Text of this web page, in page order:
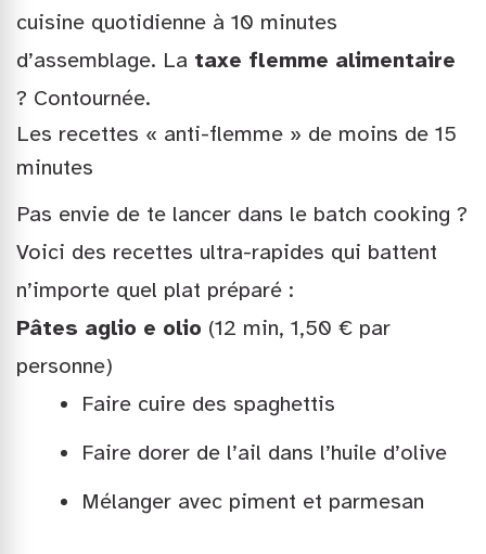
cuisine quotidienne à 10 minutes
d’assemblage. La taxe flemme alimentaire
? Contournée.
Les recettes « anti-flemme » de moins de 15
minutes
Pas envie de te lancer dans le batch cooking ?
Voici des recettes ultra-rapides qui battent
n’importe quel plat préparé :
Pâtes aglio e olio (12 min, 1,50 € par
personne)
Faire cuire des spaghettis
Faire dorer de l’ail dans l’huile d’olive
Mélanger avec piment et parmesan